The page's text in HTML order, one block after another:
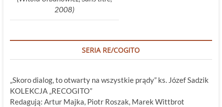
2008)
SERIA RE/COGITO
„Skoro dialog, to otwarty na wszystkie prądy” ks. Józef Sadzik
KOLEKCJA „RECOGITO”
Redagują: Artur Majka, Piotr Roszak, Marek Wittbrot